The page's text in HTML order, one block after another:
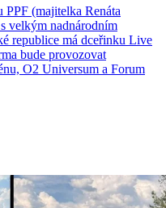
(majitelka Renáta
velkým nadnárodním
republice má dceřinku Live
bude provozovat
O2 Universum a Forum